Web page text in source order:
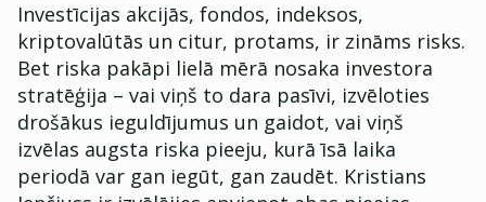
Investīcijas akcijās, fondos, indeksos,
kriptovalūtās un citur, protams, ir zināms risks.
Bet riska pakāpi lielā mērā nosaka investora
stratēģija – vai viņš to dara pasīvi, izvēloties
drošākus ieguldījumus un gaidot, vai viņš
izvēlas augsta riska pieeju, kurā īsā laika
periodā var gan iegūt, gan zaudēt. Kristians